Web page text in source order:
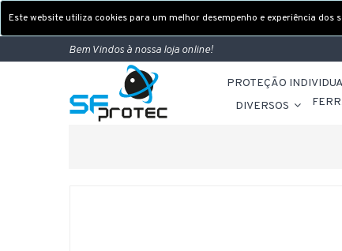
Este website utiliza cookies para um melhor desempenho e experiência
Bem Vindos à nossa loja online!
PROTEÇÃO
DIVERSOS